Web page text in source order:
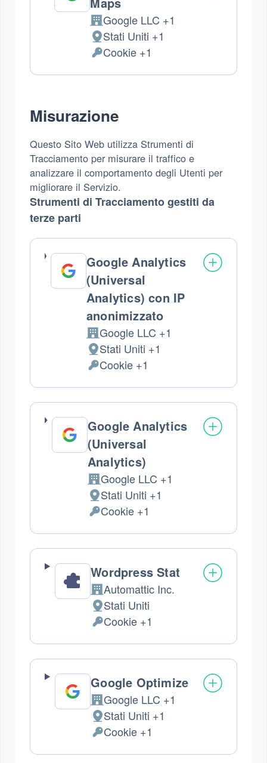
Azienda:
Google LLC +1
Luogo
del
trattamento:
Stati Uniti +1
Dati
Personali
Cookie +1
Misurazione
Questo Sito Web utilizza Strumenti di
Tracciamento per misurare il traffico e
analizzare il comportamento degli Utenti per
migliorare il Servizio.
Strumenti di Tracciamento gestiti da
terze parti
Google Analytics
(Universal
Analytics) con IP
anonimizzato
Azienda:
Google LLC +1
Luogo
del
trattamento:
Stati Uniti +1
Dati
Personali
trattati:
Cookie +1
Google Analytics
(Universal
Analytics)
Azienda:
Google LLC +1
Luogo
del
trattamento:
Stati Uniti +1
Dati
Personali
trattati:
Cookie +1
Wordpress Stat
Azienda:
Automattic Inc.
Luogo
del
trattamento:
Stati Uniti
Dati
Personali
trattati:
Cookie +1
Google Optimize
Azienda:
Google LLC +1
Luogo
del
trattamento:
Stati Uniti +1
Dati
Personali
Cookie +1